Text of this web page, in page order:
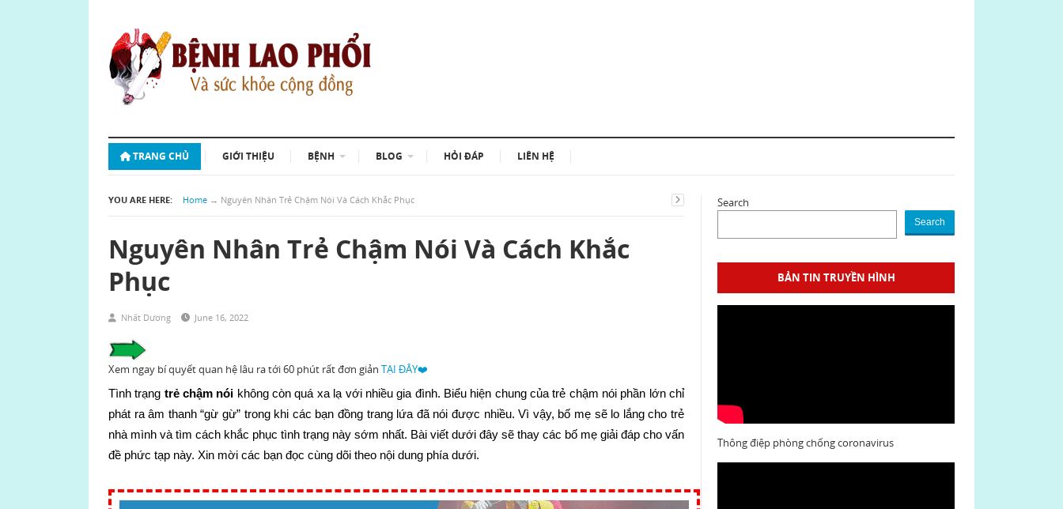
TRANG CHỦ GIỚI THIỆU BỆNH BLOG HỎI ĐÁP LIÊN HỆ
YOU ARE HERE: Home → Nguyên Nhân Trẻ Chậm Nói Và Cách Khắc Phục
Nguyên Nhân Trẻ Chậm Nói Và Cách Khắc
Phục
Nhất Dương June 16, 2022
Xem ngay bí quyết quan hệ lâu ra tới 60 phút rất đơn giản TẠI ĐÂY❤️
Tình trạng trẻ chậm nói không còn quá xa lạ với nhiều gia đình. Biểu hiện chung của trẻ chậm nói phần lớn chỉ
phát ra âm thanh “gừ gừ” trong khi các bạn đồng trang lứa đã nói được nhiều. Vì vậy, bố mẹ sẽ lo lắng cho trẻ
nhà mình và tìm cách khắc phục tình trạng này sớm nhất. Bài viết dưới đây sẽ thay các bố mẹ giải đáp cho vấn
đề phức tạp này. Xin mời các bạn đọc cùng dõi theo nội dung phía dưới.
Search
Search
BẢN TIN TRUYỀN HÌNH
Thông điệp phòng chống coronavirus